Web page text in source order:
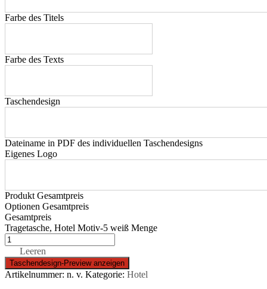
Farbe des Titels
Farbe des Texts
Taschendesign
Dateiname in PDF des individuellen Taschendesigns
Eigenes Logo
Produkt Gesamtpreis
Optionen Gesamtpreis
Gesamtpreis
Tragetasche, Hotel Motiv-5 weiß Menge
Leeren
Artikelnummer: n. v. Kategorie: Hotel